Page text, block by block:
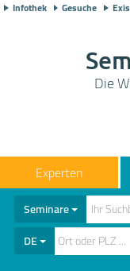
Infothek Gesuche
Die
Seminare
DE